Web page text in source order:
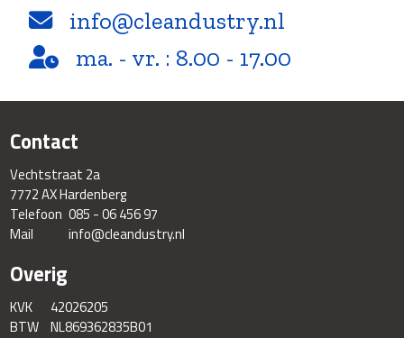
info@cleandustry.nl
ma. - vr. : 8.00 - 17.00
Contact
Vechtstraat 2a
7772 AX Hardenberg
Telefoon 085 - 06 456 97
Mail
info@cleandustry.nl
Overig
KVK
42026205
BTW NL869362835B01